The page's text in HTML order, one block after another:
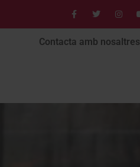
Contacta amb nosaltres